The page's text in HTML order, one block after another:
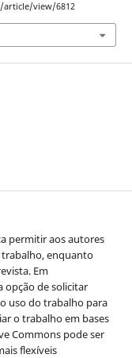
article/view/6812
permitir aos autores
enquanto
Em
opção de solicitar
uso do trabalho para
o trabalho em bases
Commons pode ser
flexíveis